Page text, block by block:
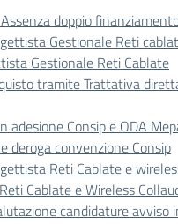
doppio
Gestionale Reti
Gestionale Reti Cablate
tramite Trattativa
adesione Consip e ODA
deroga convenzione Consip
Reti Cablate e
Cablate e Wireless
candidature avviso